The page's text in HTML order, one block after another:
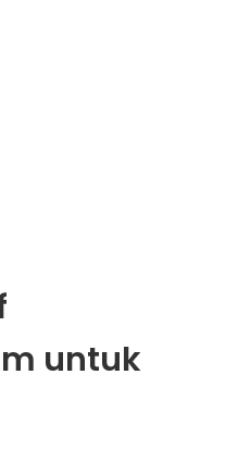
untuk